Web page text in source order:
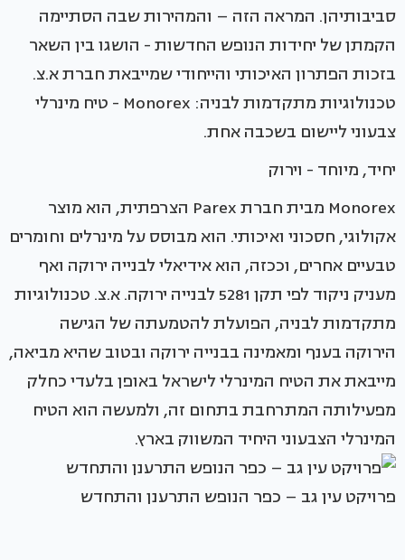
סביבותיהן. המראה הזה – והמהירות שבה הסתיימה
הקמתן של יחידות הנופש החדשות - הושגו בין השאר
בזכות הפתרון האיכותי והייחודי שמייבאת חברת א.צ.
טכנולוגיות מתקדמות לבניה: Monorex - טיח מינרלי
צבעוני ליישום בשכבה אחת.
יחיד, מיוחד - וירוק
Monorex מבית חברת Parex הצרפתית, הוא מוצר
אקולוגי, חסכוני ואיכותי. הוא מבוסס על מינרלים וחומרים
טבעיים אחרים, וככזה, הוא אידיאלי לבנייה ירוקה ואף
מעניק ניקוד לפי תקן 5281 לבנייה ירוקה. א.צ. טכנולוגיות
מתקדמות לבניה, הפועלת להטמעתה של הגישה
הירוקה בענף ומאמינה בבנייה ירוקה ובטוב שהיא מביאה,
מייבאת את הטיח המינרלי לישראל באופן בלעדי כחלק
מפעילותה המתרחבת בתחום זה, ולמעשה הוא הטיח
המינרלי הצבעוני היחיד המשווק בארץ.
פרויקט עין גב – כפר הנופש התרענן והתחדש